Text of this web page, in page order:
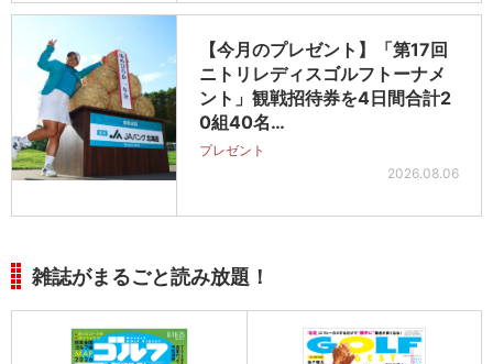
【今月のプレゼント】「第17回
ニトリレディスゴルフトーナメ
ント」観戦招待券を4日間合計2
0組40名…
プレゼント
2026.08.06
雑誌がまるごと読み放題！